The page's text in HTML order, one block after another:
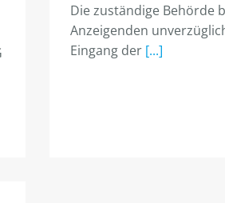
Die zuständige Behörde
Anzeigenden
Eingang der [...]